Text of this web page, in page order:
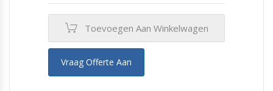
Toevoegen Aan Winkelwagen
Vraag Offerte Aan